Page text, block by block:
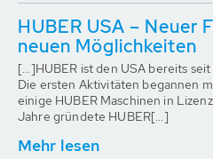
HUBER USA – Neuer
neuen Möglichkeiten
[...]HUBER ist den USA bereits
Die ersten Aktivitäten begannen
einige HUBER Maschinen in
Jahre gründete HUBER[...]
Mehr lesen